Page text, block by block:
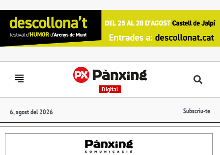
Digital
6, agost del 2026 Subscriu-te